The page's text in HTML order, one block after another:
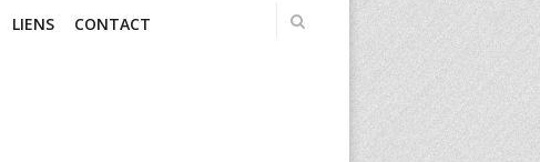
LIENS CONTACT